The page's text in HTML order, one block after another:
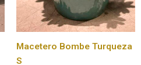
Macetero Bombe Turqueza
S